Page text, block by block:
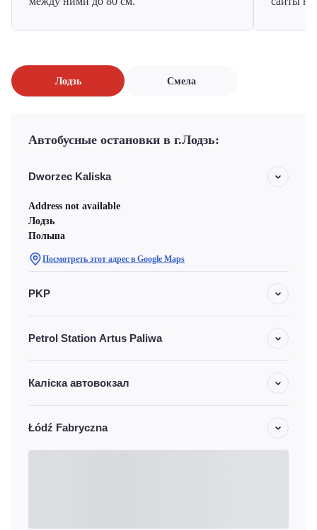
Лодзь Смела
Автобусные остановки в г.Лодзь:
Dworzec Kaliska
Address not available
Лодзь
Польша
Посмотреть этот адрес в Google Maps
PKP
Petrol Station Artus Paliwa
Каліска автовокзал
Łódź Fabryczna